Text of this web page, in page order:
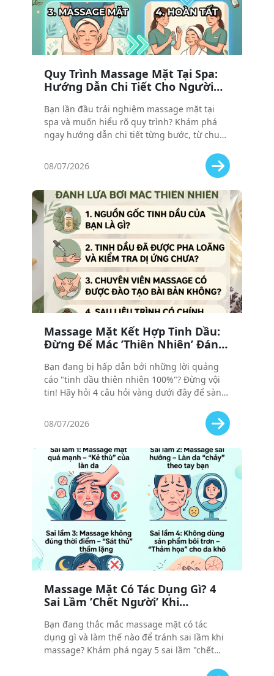
Quy Trình Massage Mặt Tại Spa:
Hướng Dẫn Chi Tiết Cho Người
Bạn lần đầu trải nghiệm massage mặt tại
spa và muốn hiểu rõ quy trình? Khám phá
ngay hướng dẫn chi tiết từng bước, từ chuẩn
tận hưởng trọn vẹn trải nghiệm thư giãn!
08/07/2026
Massage Mặt Kết Hợp Tinh Dầu:
Đừng Để Mác ’Thiên Nhiên’ Đánh
Khi Đặt Lịch
Bạn đang bị hấp dẫn bởi những lời quảng
cáo "tinh dầu thiên nhiên 100%"? Đừng vội
tin! Hãy hỏi 4 câu hỏi vàng dưới đây để sàng
hiệu quả.
08/07/2026
Massage Mặt Có Tác Dụng Gì? 4
Sai Lầm ’Chết Người’ Khi
Bạn đang thắc mắc massage mặt có tác
dụng gì và làm thế nào để tránh sai lầm khi
massage? Khám phá ngay 5 sai lầm "chết